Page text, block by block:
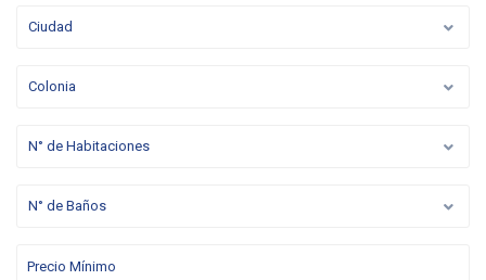
Ciudad
Colonia
N° de Habitaciones
N° de Baños